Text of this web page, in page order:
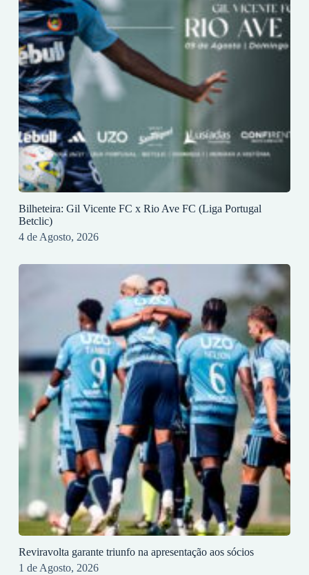
Bilheteira: Gil Vicente FC x Rio Ave FC (Liga Portugal
Betclic)
4 de Agosto, 2026
Reviravolta garante triunfo na apresentação aos sócios
1 de Agosto, 2026